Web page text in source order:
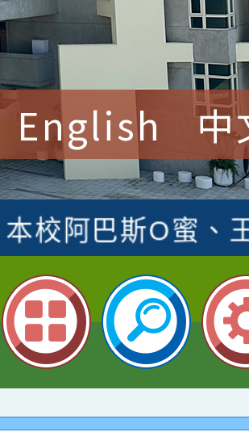
English 中
校參加桃園市中
綺君教師榮獲社
本校阿巴斯O蜜、
桃園市科展 國
導老師王老師、
校四年二班張O
英語競賽國小朗讀
師林老師
本校參加桃園市中
文瑛教師榮獲教
校參與2026世